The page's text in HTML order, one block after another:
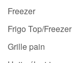
Freezer
Frigo Top/Freezer
Grille pain